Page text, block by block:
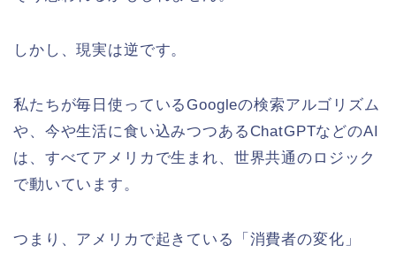
しかし、現実は逆です。
私たちが毎日使っているGoogleの検索アルゴリズム
や、今や生活に食い込みつつあるChatGPTなどのAI
は、すべてアメリカで生まれ、世界共通のロジック
で動いています。
つまり、アメリカで起きている「消費者の変化」